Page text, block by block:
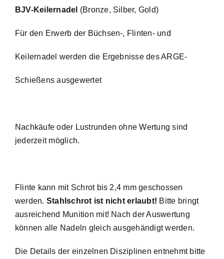
BJV-Keilernadel (Bronze, Silber, Gold)
Für den Erwerb der Büchsen-, Flinten- und
Keilernadel werden die Ergebnisse des ARGE-
Schießens ausgewertet
Nachkäufe oder Lustrunden ohne Wertung sind
jederzeit möglich.
Flinte kann mit Schrot bis 2,4 mm geschossen
werden. Stahlschrot ist nicht erlaubt! Bitte bringt
ausreichend Munition mit! Nach der Auswertung
können alle Nadeln gleich ausgehändigt werden.
Die Details der einzelnen Disziplinen entnehmt bitte